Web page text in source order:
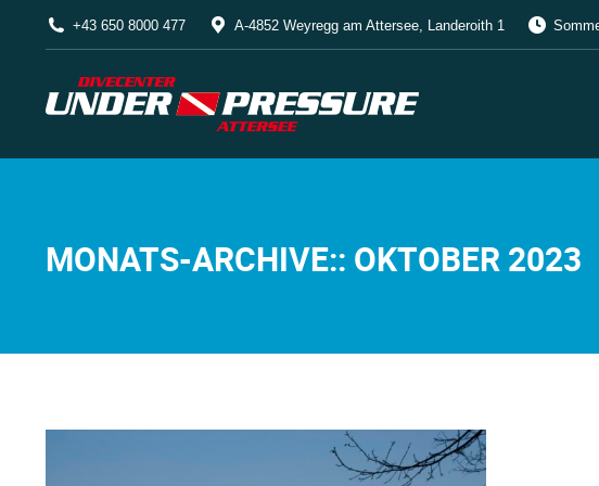
+43 650 8000 477 A-4852 Weyregg am Attersee, Landeroith 1
MONATS-ARCHIVE:: OKTOBER 2023